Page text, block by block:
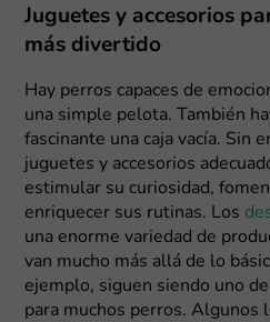
Juguetes y accesorios
más divertido
Hay perros capaces de
una simple pelota. También
fascinante una caja vacía. Sin
juguetes y accesorios
estimular su curiosidad,
enriquecer sus rutinas. Los
una enorme variedad de
van mucho más allá de lo
ejemplo, siguen siendo uno
para muchos perros. Algunos